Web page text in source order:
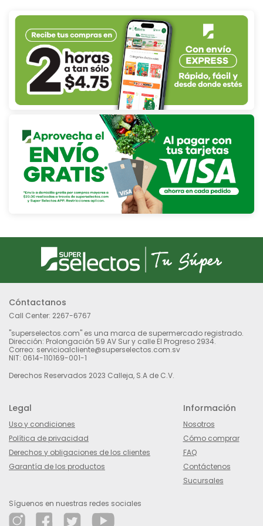
Cóntactanos
Call Center: 2267-6767
"superselectos.com" es una marca de supermercado registrado.
Dirección: Prolongación 59 AV Sur y calle El Progreso 2934.
Correo: servicioalcliente@superselectos.com.sv
NIT: 0614-110169-001-1
Derechos Reservados 2023 Calleja, S.A de C.V.
Legal
Uso y condiciones
Política de privacidad
Derechos y obligaciones de los clientes
Garantía de los productos
Información
Nosotros
Cómo comprar
FAQ
Contáctenos
Sucursales
Síguenos en nuestras redes sociales